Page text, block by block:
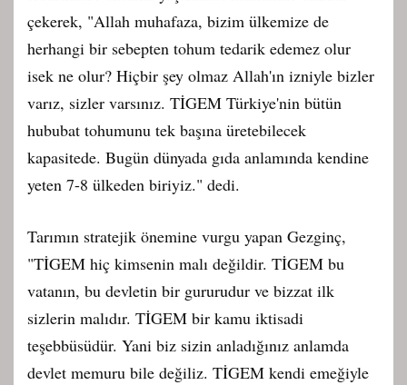
çekerek, "Allah muhafaza, bizim ülkemize de
herhangi bir sebepten tohum tedarik edemez olur
isek ne olur? Hiçbir şey olmaz Allah'ın izniyle bizler
varız, sizler varsınız. TİGEM Türkiye'nin bütün
hububat tohumunu tek başına üretebilecek
kapasitede. Bugün dünyada gıda anlamında kendine
yeten 7-8 ülkeden biriyiz." dedi.
Tarımın stratejik önemine vurgu yapan Gezginç,
"TİGEM hiç kimsenin malı değildir. TİGEM bu
vatanın, bu devletin bir gururudur ve bizzat ilk
sizlerin malıdır. TİGEM bir kamu iktisadi
teşebbüsüdür. Yani biz sizin anladığınız anlamda
devlet memuru bile değiliz. TİGEM kendi emeğiyle